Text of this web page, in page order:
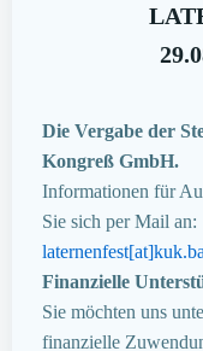
Die Vergabe der
Kongreß GmbH.
Informationen für
Sie sich per Mail an:
Finanzielle
Sie möchten uns
finanzielle